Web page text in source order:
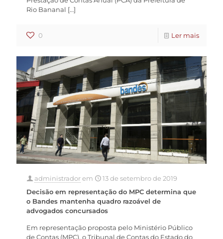
Rio Bananal […]
0 Ler mais
administradorem
13 de setembro de 2019
Decisão em representação do MPC determina que
o Bandes mantenha quadro razoável de
advogados concursados
Em representação proposta pelo Ministério Público
de Contas (MPC), o Tribunal de Contas do Estado do